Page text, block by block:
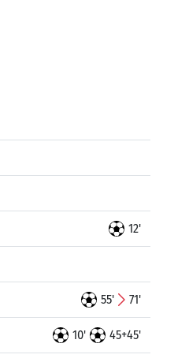
12'
55' 71'
10' 45+45'